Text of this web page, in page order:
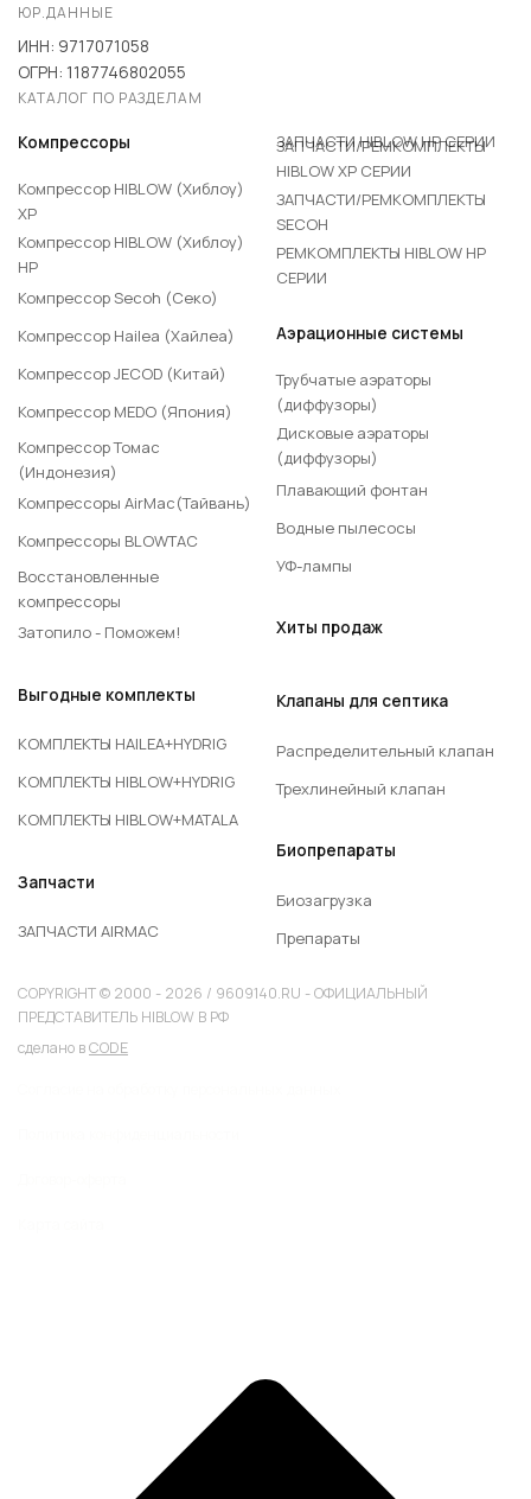
ЮР.ДАННЫЕ
ИНН: 9717071058
ОГРН: 1187746802055
КАТАЛОГ ПО РАЗДЕЛАМ
Компрессоры
Компрессор HIBLOW (Хиблоу)
XP
Компрессор HIBLOW (Хиблоу)
HP
Компрессор Secoh (Секо)
Компрессор Hailea (Хайлеа)
Компрессор JECOD (Китай)
Компрессор MEDO (Япония)
Компрессор Томас
(Индонезия)
Компрессоры AirMac(Тайвань)
Компрессоры BLOWTAC
Восстановленные
компрессоры
Затопило - Поможем!
Выгодные комплекты
КОМПЛЕКТЫ HAILEA+HYDRIG
КОМПЛЕКТЫ HIBLOW+HYDRIG
КОМПЛЕКТЫ HIBLOW+MATALA
Запчасти
ЗАПЧАСТИ AIRMAC
ЗАПЧАСТИ HIBLOW HP СЕРИИ
ЗАПЧАСТИ/РЕМКОМПЛЕКТЫ
HIBLOW XP СЕРИИ
ЗАПЧАСТИ/РЕМКОМПЛЕКТЫ
SECOH
РЕМКОМПЛЕКТЫ HIBLOW HP
СЕРИИ
Аэрационные системы
Трубчатые аэраторы
(диффузоры)
Дисковые аэраторы
(диффузоры)
Плавающий фонтан
Водные пылесосы
УФ-лампы
Хиты продаж
Клапаны для септика
Распределительный клапан
Трехлинейный клапан
Биопрепараты
Биозагрузка
Препараты
COPYRIGHT © 2000 - 2026 / 9609140.RU - ОФИЦИАЛЬНЫЙ
ПРЕДСТАВИТЕЛЬ HIBLOW В РФ
сделано вCODE